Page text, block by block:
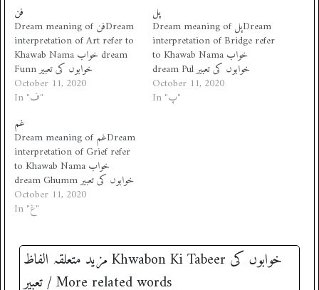
فن
Dream meaning of فنDream
interpretation of Art refer to
Khawab Nama خواب dream
Funn خوابوں کی تعبیر
October 11, 2020
In "ف"
پل
Dream meaning of پلDream
interpretation of Bridge refer
to Khawab Nama خواب
dream Pul خوابوں کی تعبیر
October 11, 2020
In "پ"
غم
Dream meaning of غمDream
interpretation of Grief refer
to Khawab Nama خواب
dream Ghumm خوابوں کی تعبیر
October 11, 2020
In "غ"
مزید متعلقہ الفاظ ‎Khwabon Ki Tabeer خوابوں کی
تعبیر / More related words